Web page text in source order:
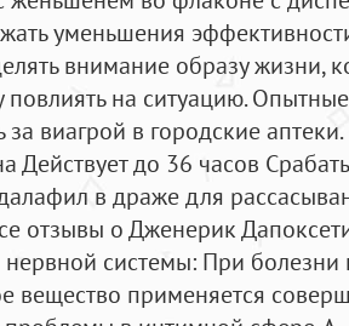
уменьшения
внимание образу жизни,
повлиять на ситуацию.
за виагрой в городские
Действует до 36 часов
в драже для
отзывы о Дженерик
системы: При болезни
вещество применяется